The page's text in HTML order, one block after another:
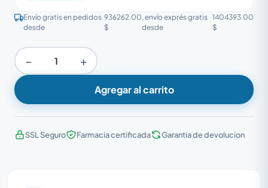
Envío gratis en pedidos
desde
936262.00
$
, envío exprés gratis
desde
1404393.00
$
− +
Agregar al carrito
SSL Seguro Farmacia certificada Garantia de devolucion